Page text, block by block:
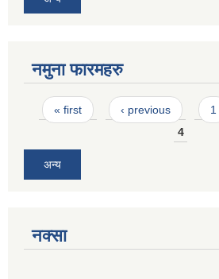
नमुना फारमहरु
Pages
« first ‹ previous 1
4
अन्य
नक्सा